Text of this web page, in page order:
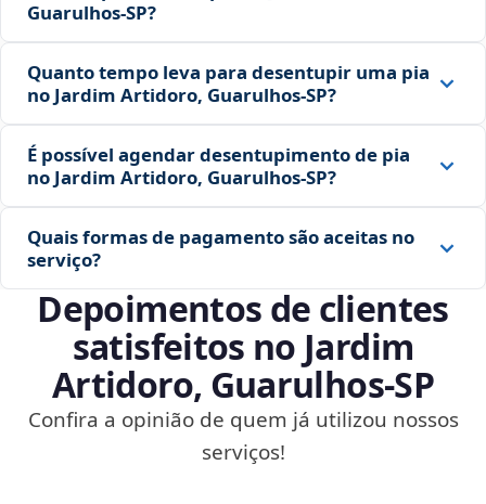
Guarulhos‑SP?
Quanto tempo leva para desentupir uma pia
no Jardim Artidoro, Guarulhos‑SP?
É possível agendar desentupimento de pia
no Jardim Artidoro, Guarulhos‑SP?
Quais formas de pagamento são aceitas no
serviço?
Depoimentos de clientes
satisfeitos no Jardim
Artidoro, Guarulhos‑SP
Confira a opinião de quem já utilizou nossos
serviços!